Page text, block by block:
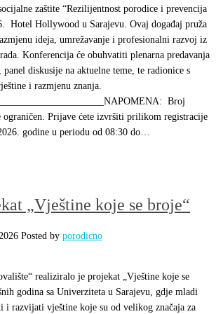
zaštite “Rezilijentnost porodice i prevencija
Hotel Hollywood u Sarajevu. Ovaj događaj pruža
ideja, umrežavanje i profesionalni razvoj iz
Konferencija će obuhvatiti plenarna predavanja
diskusije na aktuelne teme, te radionice s
i razmjenu znanja.
Broj
ograničen. Prijave ćete izvršiti prilikom registracije
godine u periodu od 08:30 do…
„Vještine koje se broje“
Posted by porodicno
realiziralo je projekat „Vještine koje se
godina sa Univerziteta u Sarajevu, gdje mladi
i razvijati vještine koje su od velikog značaja za